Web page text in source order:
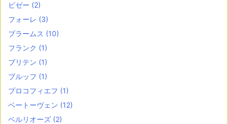
ビゼー (2)
フォーレ (3)
ブラームス (10)
フランク (1)
ブリテン (1)
ブルッフ (1)
プロコフィエフ (1)
ベートーヴェン (12)
ベルリオーズ (2)